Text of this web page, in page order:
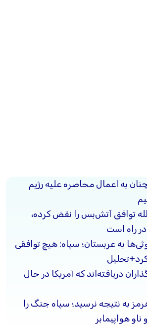
به اعمال محاصره علیه رژیم
توافق آتش‌بس را نقض کرده،
راه است
به عربستان؛ سپاه: هیچ توافقی
دریافته‌اند که آمریکا در حال
به نتیجه نرسید؛ سپاه جنگ را
هواپیمابر